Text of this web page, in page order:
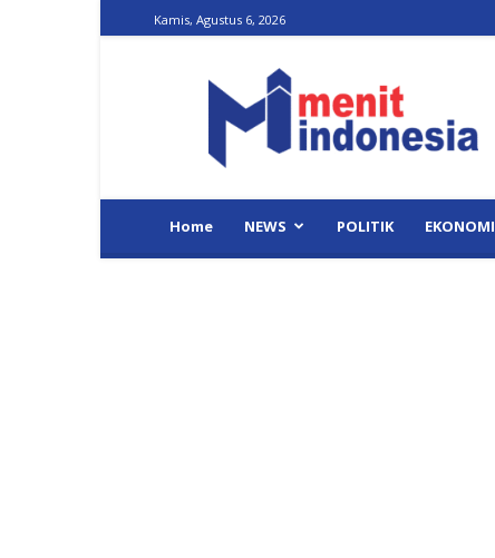
Kamis, Agustus 6, 2026
Indonesia
Home NEWS POLITIK EKONOMI